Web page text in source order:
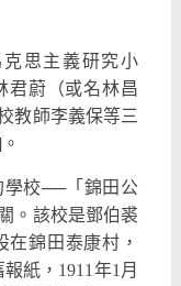
思主義研究小
君蔚（或名林昌
教師李義保等三
學校──「錦田公
。該校是鄧伯裘
在錦田泰康村，
紙，1911年1月